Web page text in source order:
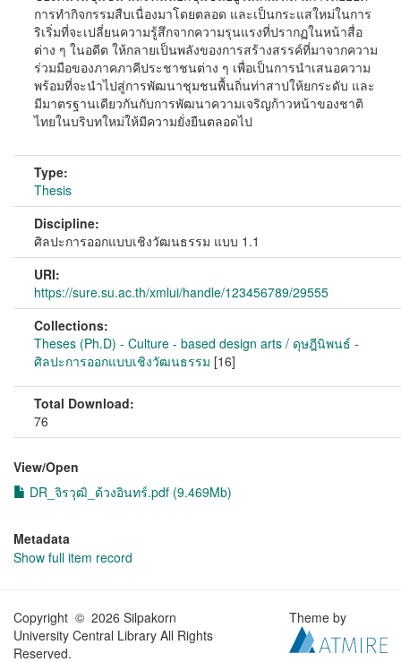
การทำกิจกรรมสืบเนื่องมาโดยตลอด และเป็นกระแสใหม่ในการ
ริเริ่มที่จะเปลี่ยนความรู้สึกจากความรุนแรงที่ปรากฏในหน้าสื่อ
ต่าง ๆ ในอดีต ให้กลายเป็นพลังของการสร้างสรรค์ที่มาจากความ
ร่วมมือของภาคภาคีประชาชนต่าง ๆ เพื่อเป็นการนำเสนอความ
พร้อมที่จะนำไปสู่การพัฒนาชุมชนพื้นถิ่นท่าสาปให้ยกระดับ และ
มีมาตรฐานเดียวกันกับการพัฒนาความเจริญก้าวหน้าของชาติ
ไทยในบริบทใหม่ให้มีความยั่งยืนตลอดไป
Type:
Thesis
Discipline:
ศิลปะการออกแบบเชิงวัฒนธรรม แบบ 1.1
URI:
https://sure.su.ac.th/xmlui/handle/123456789/29555
Collections:
Theses (Ph.D) - Culture - based design arts / ดุษฎีนิพนธ์ -
ศิลปะการออกแบบเชิงวัฒนธรรม [16]
Total Download:
76
View/Open
DR_จิรวุฒิ_ด้วงอินทร์.pdf (9.469Mb)
Metadata
Show full item record
Copyright © 2026 Silpakorn
University Central Library All Rights
Reserved.
Theme by